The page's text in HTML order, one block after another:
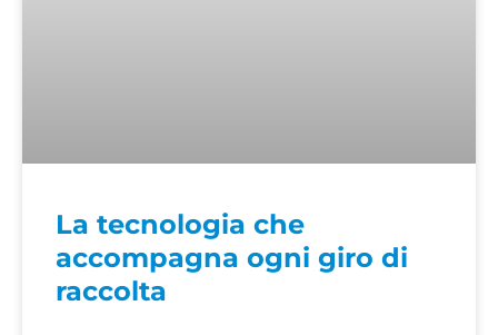
La tecnologia che
accompagna ogni giro di
raccolta